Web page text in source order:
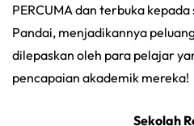
PERCUMA dan terbuka
Pandai, menjadikannya
dilepaskan oleh para pelajar
pencapaian akademik mereka!
Sekolah